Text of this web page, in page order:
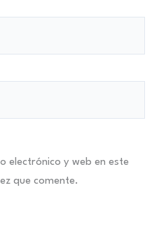
electrónico y web en este
que comente.